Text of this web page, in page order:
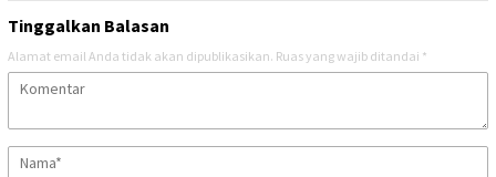
Tinggalkan Balasan
Alamat email Anda tidak akan dipublikasikan. Ruas yang wajib ditandai *